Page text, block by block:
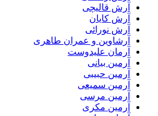
آرش قالیچی
آرش کایان
آرش نورائی
آرشاوین و عمران طاهری
آرمان علیدوست
آرمین بیانی
آرمین حبیبی
آرمین سمیعی
آرمین مرسی
آرمین مکری